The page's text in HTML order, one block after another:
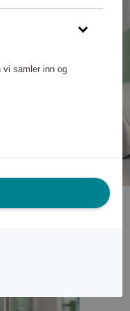
vi samler inn og